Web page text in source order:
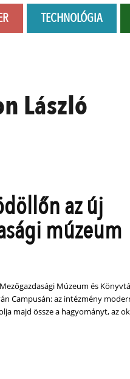
TECHNOLÓGIA
László
az új
múzeum
Múzeum és
Campusán: az intézmény
majd össze a hagyományt, az